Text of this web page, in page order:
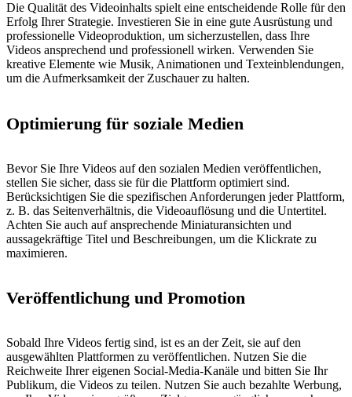
Die Qualität des Videoinhalts spielt eine entscheidende Rolle für den
Erfolg Ihrer Strategie. Investieren Sie in eine gute Ausrüstung und
professionelle Videoproduktion, um sicherzustellen, dass Ihre
Videos ansprechend und professionell wirken. Verwenden Sie
kreative Elemente wie Musik, Animationen und Texteinblendungen,
um die Aufmerksamkeit der Zuschauer zu halten.
Optimierung für soziale Medien
Bevor Sie Ihre Videos auf den sozialen Medien veröffentlichen,
stellen Sie sicher, dass sie für die Plattform optimiert sind.
Berücksichtigen Sie die spezifischen Anforderungen jeder Plattform,
z. B. das Seitenverhältnis, die Videoauflösung und die Untertitel.
Achten Sie auch auf ansprechende Miniaturansichten und
aussagekräftige Titel und Beschreibungen, um die Klickrate zu
maximieren.
Veröffentlichung und Promotion
Sobald Ihre Videos fertig sind, ist es an der Zeit, sie auf den
ausgewählten Plattformen zu veröffentlichen. Nutzen Sie die
Reichweite Ihrer eigenen Social-Media-Kanäle und bitten Sie Ihr
Publikum, die Videos zu teilen. Nutzen Sie auch bezahlte Werbung,